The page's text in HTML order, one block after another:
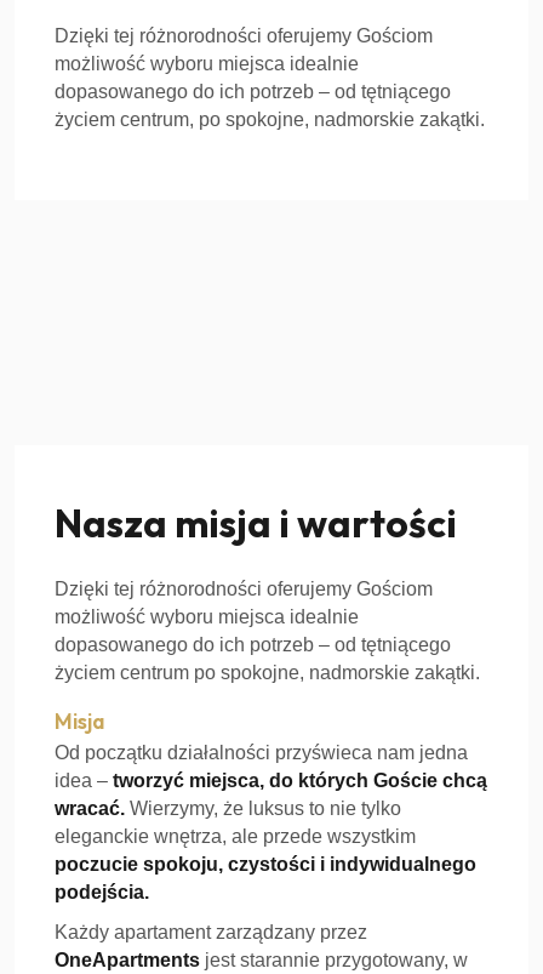
Dzięki tej różnorodności oferujemy Gościom
możliwość wyboru miejsca idealnie
dopasowanego do ich potrzeb – od tętniącego
życiem centrum, po spokojne, nadmorskie zakątki.
Misja OneApartments
Nasza misja i wartości
Dzięki tej różnorodności oferujemy Gościom
możliwość wyboru miejsca idealnie
dopasowanego do ich potrzeb – od tętniącego
życiem centrum po spokojne, nadmorskie zakątki.
Misja
Od początku działalności przyświeca nam jedna
idea –tworzyć miejsca, do których Goście chcą
wracać. Wierzymy, że luksus to nie tylko
eleganckie wnętrza, ale przede wszystkim
poczucie spokoju, czystości i indywidualnego
podejścia.
Każdy apartament zarządzany przez
OneApartments jest starannie przygotowany, w